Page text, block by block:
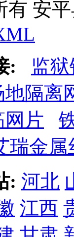
有 安
:
监
地隔离
网片
瑞金
: 河北
江西